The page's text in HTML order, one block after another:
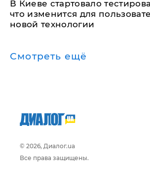
В Киеве стартовало
что изменится для
новой технологии
Смотреть ещё
© 2026, Диалог.ua
Все права защищены.